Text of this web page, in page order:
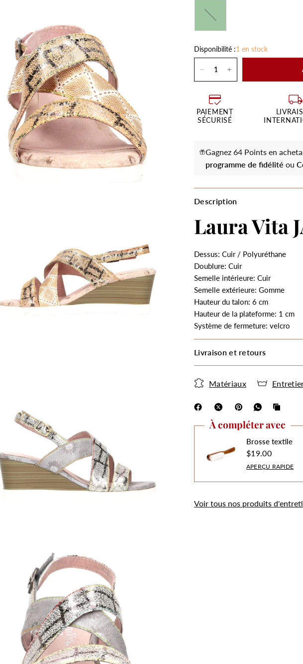
Disponibilité :1 en stock
PAIEMENT
SÉCURISÉ
Gagnez 64 Points en
programme de fidélité ou
Description
Laura Vita
Dessus: Cuir / Polyuréthane
Doublure: Cuir
Semelle intérieure: Cuir
Semelle extérieure: Gomme
Hauteur du talon: 6 cm
Hauteur de la plateforme: 1 cm
Système de fermeture: velcro
Livraison et retours
Matériaux
À compléter avec
Brosse textile
$19.00
APERÇU RAPIDE
Voir tous nos produits
cookies
Les cookies et données personnelles nous
permettent de personnaliser le contenu et les
annonces, d’offrir des fonctionnalités relatives aux
médias sociaux, d’analyser notre trafic et de
mesurer la performance de nos campagnes
publicitaires.